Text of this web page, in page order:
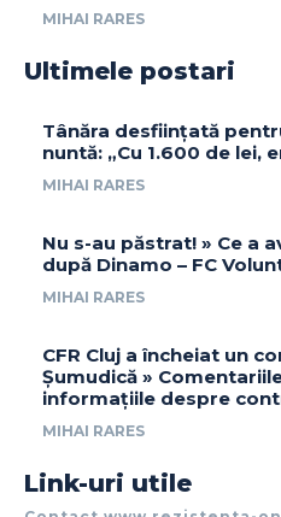
MIHAI RARES
Ultimele postari
Tânăra desființată
nuntă: „Cu 1.600 de lei,
MIHAI RARES
Nu s-au păstrat! » Ce a
după Dinamo – FC
MIHAI RARES
CFR Cluj a încheiat un
Șumudică »
informațiile despre
MIHAI RARES
Link-uri utile